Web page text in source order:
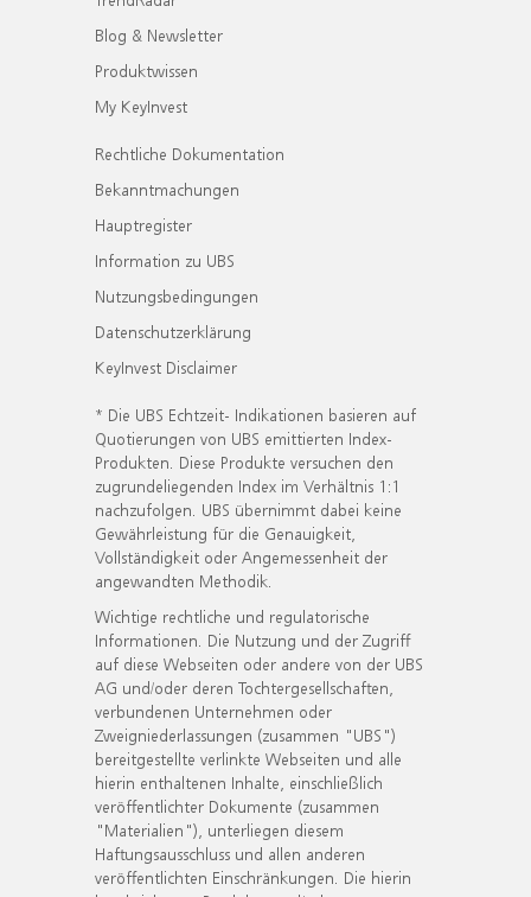
Blog & Newsletter
Produktwissen
My KeyInvest
Rechtliche Dokumentation
Bekanntmachungen
Hauptregister
Information zu UBS
Nutzungsbedingungen
Datenschutzerklärung
KeyInvest Disclaimer
* Die UBS Echtzeit- Indikationen basieren auf
Quotierungen von UBS emittierten Index-
Produkten. Diese Produkte versuchen den
zugrundeliegenden Index im Verhältnis 1:1
nachzufolgen. UBS übernimmt dabei keine
Gewährleistung für die Genauigkeit,
Vollständigkeit oder Angemessenheit der
angewandten Methodik.
Wichtige rechtliche und regulatorische
Informationen. Die Nutzung und der Zugriff
auf diese Webseiten oder andere von der UBS
AG und/oder deren Tochtergesellschaften,
verbundenen Unternehmen oder
Zweigniederlassungen (zusammen "UBS")
bereitgestellte verlinkte Webseiten und alle
hierin enthaltenen Inhalte, einschließlich
veröffentlichter Dokumente (zusammen
"Materialien"), unterliegen diesem
Haftungsausschluss und allen anderen
veröffentlichten Einschränkungen. Die hierin